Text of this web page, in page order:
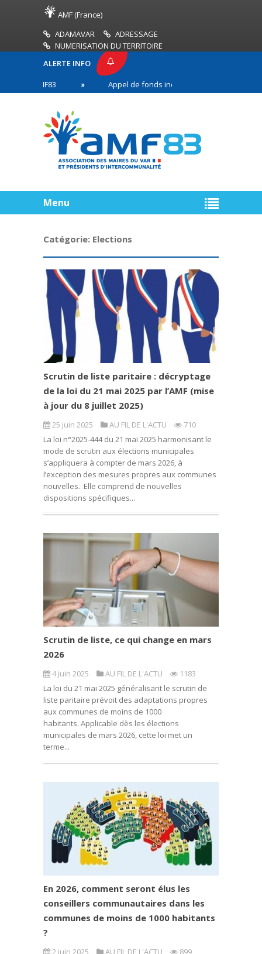
AMF (France)
ADAMAVAR
ADRESSAGE
NUMERISATION DU TERRITOIRE
ALERTE INFO
Appel de fonds incendies de forêt
première ligne
Menu
Catégorie: Elections
Scrutin de liste paritaire : décryptage
de la loi du 21 mai 2025 par l’AMF (mise
à jour du 8 juillet 2025)
25 juin 2025 AU FIL DE L'ACTU
710
La loi n°2025-444 du 21 mai 2025 harmonisant le
mode de scrutin aux élections municipales
s’appliquera à compter de mars 2026, à
l’exception des mesures propres aux communes
nouvelles. Elle comprend de nouvelles
dispositions spécifiques...
Scrutin de liste, ce qui change en mars
2026
4 juin 2025 AU FIL DE L'ACTU
1183
La loi du 21 mai 2025 généralisant le scrutin de
liste paritaire prévoit des adaptations propres
aux communes de moins de 1000
habitants. Applicable dès les élections
municipales de mars 2026, cette loi met un
terme...
En 2026, comment seront élus les
conseillers communautaires dans les
communes de moins de 1000 habitants
?
2 juin 2025 AU FIL DE L'ACTU
899